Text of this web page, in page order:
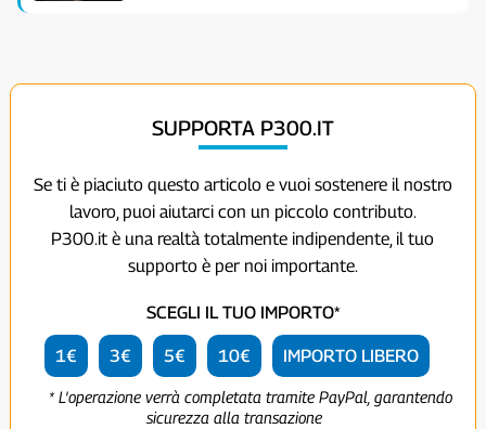
SUPPORTA P300.IT
Se ti è piaciuto questo articolo e vuoi sostenere il nostro
lavoro, puoi aiutarci con un piccolo contributo.
P300.it è una realtà totalmente indipendente, il tuo
supporto è per noi importante.
SCEGLI IL TUO IMPORTO*
1€ 3€ 5€ 10€ IMPORTO LIBERO
* L'operazione verrà completata tramite PayPal, garantendo
sicurezza alla transazione